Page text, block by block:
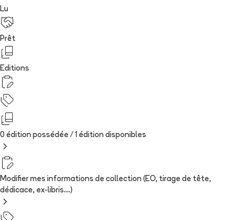
Lu
Prêt
Editions
0 édition possédée / 1 édition disponibles
Modifier mes informations de collection (EO, tirage de tête,
dédicace, ex-libris...)